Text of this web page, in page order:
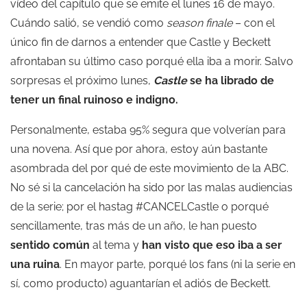
vídeo del capítulo que se emite el lunes 16 de mayo.
Cuándo salió, se vendió como season finale– con el
único fin de darnos a entender que Castle y Beckett
afrontaban su último caso porqué ella iba a morir. Salvo
sorpresas el próximo lunes, Castlese ha librado de
tener un final ruinoso e indigno.
Personalmente, estaba 95% segura que volverían para
una novena. Así que por ahora, estoy aún bastante
asombrada del por qué de este movimiento de la ABC.
No sé si la cancelación ha sido por las malas audiencias
de la serie; por el hastag #CANCELCastle o porqué
sencillamente, tras más de un año, le han puesto
sentido común al tema y han visto que eso iba a ser
una ruina. En mayor parte, porqué los fans (ni la serie en
sí, como producto) aguantarían el adiós de Beckett.